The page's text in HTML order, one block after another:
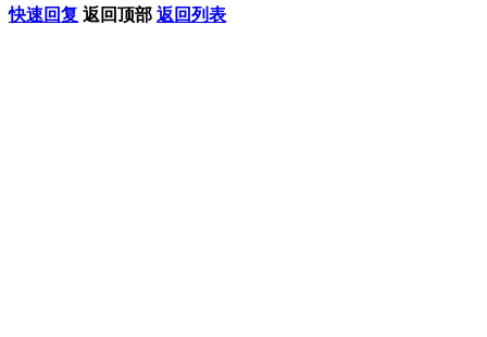
快速回复 返回顶部 返回列表